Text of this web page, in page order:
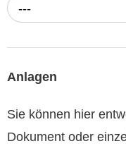
---
Anlagen
Sie können hier
Dokument oder